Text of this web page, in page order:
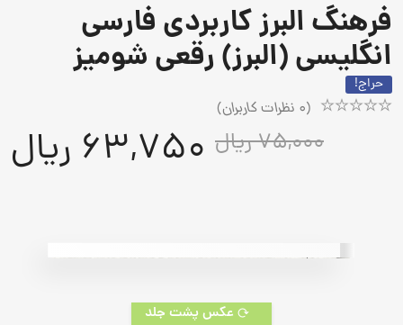
فرهنگ البرز کاربردی فارسی
انگلیسی (البرز) رقعی شومیز
حراج!
(
0 نظرات کاربران)
75,000 ریال 63,750 ریال
عکس پشت جلد